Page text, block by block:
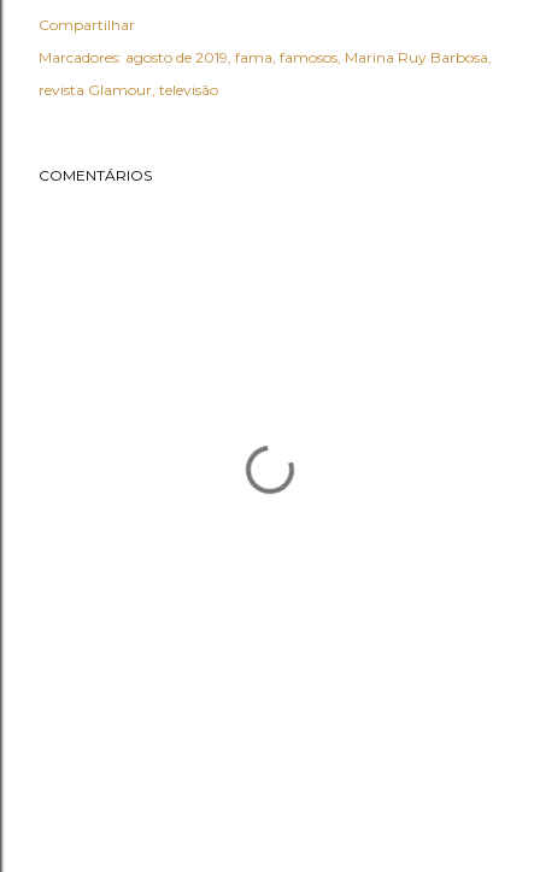
Compartilhar
Marcadores: agosto de 2019 fama famosos Marina Ruy Barbosa
revista Glamour televisão
COMENTÁRIOS